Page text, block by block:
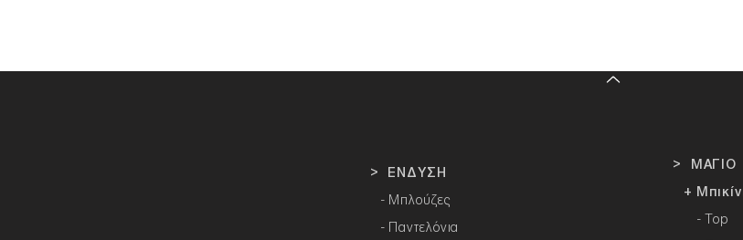
> ΕΝΔΥΣΗ
- Μπλούζες
- Παντελόνια
> ΜΑΓΙΟ
+
- Top